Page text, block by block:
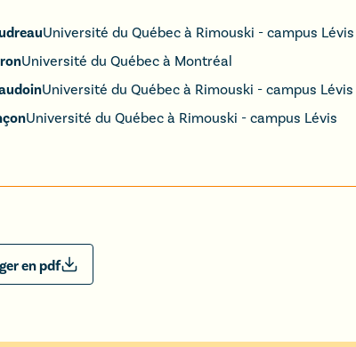
Université du Québec à Rimouski - campus Lévis
Université du Québec à Montréal
Université du Québec à Rimouski - campus Lévis
Université du Québec à Rimouski - campus Lévis
en pdf